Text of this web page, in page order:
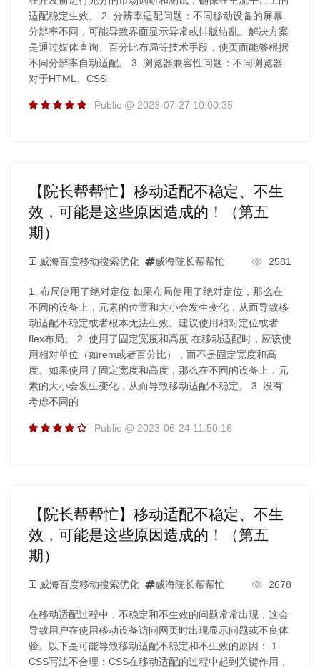
适配稳定生效。 2. 分辨率适配问题：不同移动设备的屏幕
分辨率不同，可能导致界面显示异常或排版错乱。解决方案
是通过媒体查询、百分比布局等技术手段，使页面能够根据
不同分辨率自动适配。 3. 浏览器兼容性问题：不同浏览器
对于HTML、CSS
Public @ 2023-07-27 10:00:35
【院长帮帮忙】移动适配不稳定、不生
效，可能是这些原因造成的！（第五
期）
威海百度移动搜索优化 威海院长帮帮忙 2581
1. 布局使用了绝对定位 如果布局使用了绝对定位，那么在
不同的设备上，元素的位置和大小会发生变化，从而导致移
动适配不稳定或者根本无法生效。建议使用相对定位或者
flex布局。 2. 使用了固定宽度和高度 在移动适配时，应该使
用相对单位（如rem或者百分比），而不是固定宽度和高
度。如果使用了固定宽度和高度，那么在不同的设备上，元
素的大小会发生变化，从而导致移动适配不稳定。 3. 没有
考虑不同的
Public @ 2023-06-24 11:50:16
【院长帮帮忙】移动适配不稳定、不生
效，可能是这些原因造成的！（第五
期）
威海百度移动搜索优化 威海院长帮帮忙 2678
在移动适配过程中，不稳定和不生效的问题常常出现，这会
导致用户在使用移动设备访问网页时出现显示问题或不良体
验。以下是可能导致移动适配不稳定和不生效的原因： 1.
CSS写法不合理：CSS在移动适配的过程中起到关键作用，